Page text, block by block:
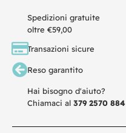
Spedizioni gratuite
oltre €59,00
Transazioni sicure
Reso garantito
Hai bisogno d'aiuto?
Chiamaci al 379 2570 884